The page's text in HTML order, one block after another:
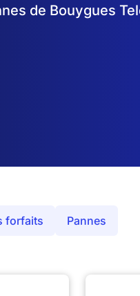
de Bouygues
forfaits Pannes